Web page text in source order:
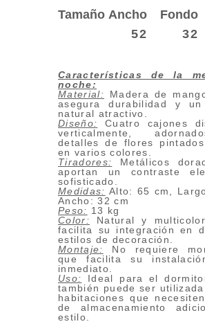
Tamaño Ancho Fondo
52
32
Características de la
noche:
Material: Madera de
asegura durabilidad y un
natural atractivo.
Diseño: Cuatro cajones
verticalmente,
detalles de flores
en varios colores.
Tiradores: Metálicos
aportan un contraste
sofisticado.
Medidas: Alto: 65 cm,
Ancho: 32 cm
Peso: 13 kg
Color: Natural y
facilita su integración en
estilos de decoración.
Montaje:
No requiere
que facilita su
inmediato.
Uso: Ideal para el
también puede ser
habitaciones que
de almacenamiento
estilo.